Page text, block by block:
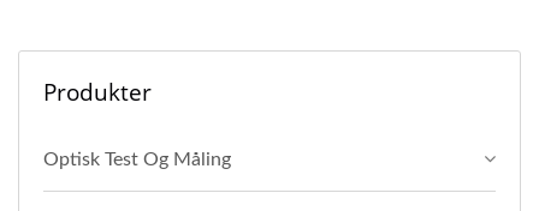
Produkter
Optisk Test Og Måling